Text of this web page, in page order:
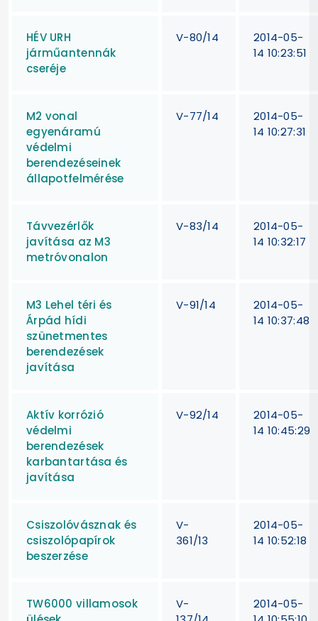
HÉV URH
járműantennák
cseréje
V-80/14
2014-05-
14 10:23:51
M2 vonal
egyenáramú
védelmi
berendezéseinek
állapotfelmérése
V-77/14
2014-05-
14 10:27:31
Távvezérlők
javítása az M3
metróvonalon
V-83/14
2014-05-
14 10:32:17
M3 Lehel téri és
Árpád hídi
szünetmentes
berendezések
javítása
V-91/14
2014-05-
14 10:37:48
Aktív korrózió
védelmi
berendezések
karbantartása és
javítása
V-92/14
2014-05-
14 10:45:29
Csiszolóvásznak és
csiszolópapírok
beszerzése
V-
361/13
2014-05-
14 10:52:18
TW6000 villamosok
V-
2014-05-